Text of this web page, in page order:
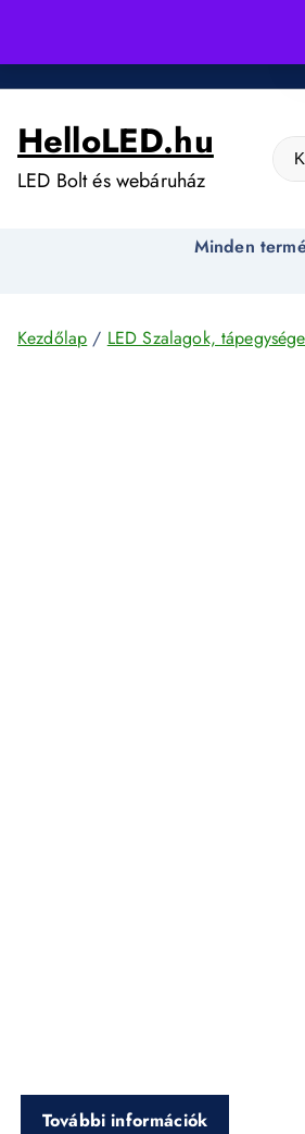
i
HelloLED.hu
LED Bolt és webáruház
Minden
Kezdőlap / LED Szalagok,
További információk